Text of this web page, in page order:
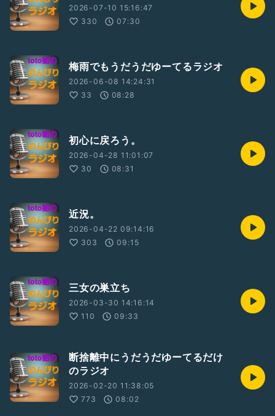
2026-07-10 15:16:47
330
07:30
梅雨でもうだうだゆーてるラジオ
2026-06-08 14:24:31
33
08:28
初心に戻ろう。
2026-04-28 11:01:07
30
08:31
近況。
2026-04-22 09:14:16
303
09:15
三女の巣立ち
2026-03-30 14:16:14
110
09:33
断捨離中にうだうだゆーてるだけ
のラジオ
2026-02-20 11:38:05
773
08:02